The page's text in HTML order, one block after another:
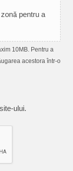
pentru a
10MB. Pentru a
acestora într-o
site-ului.